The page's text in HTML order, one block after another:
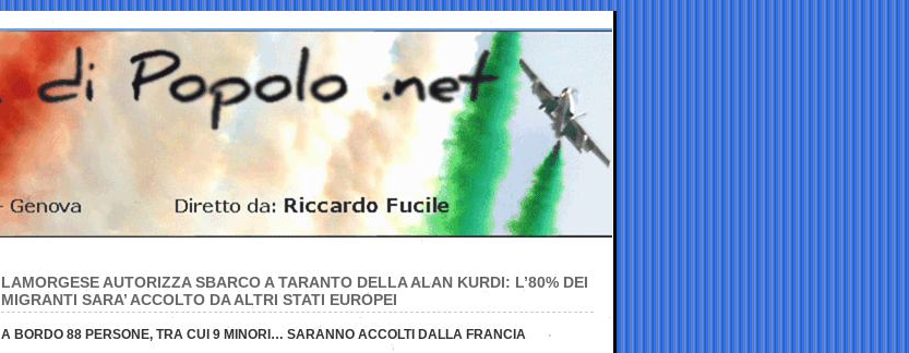
LAMORGESE AUTORIZZA SBARCO A TARANTO DELLA ALAN KURDI: L’80% DEI
MIGRANTI SARA’ ACCOLTO DA ALTRI STATI EUROPEI
A BORDO 88 PERSONE, TRA CUI 9 MINORI… SARANNO ACCOLTI DALLA FRANCIA